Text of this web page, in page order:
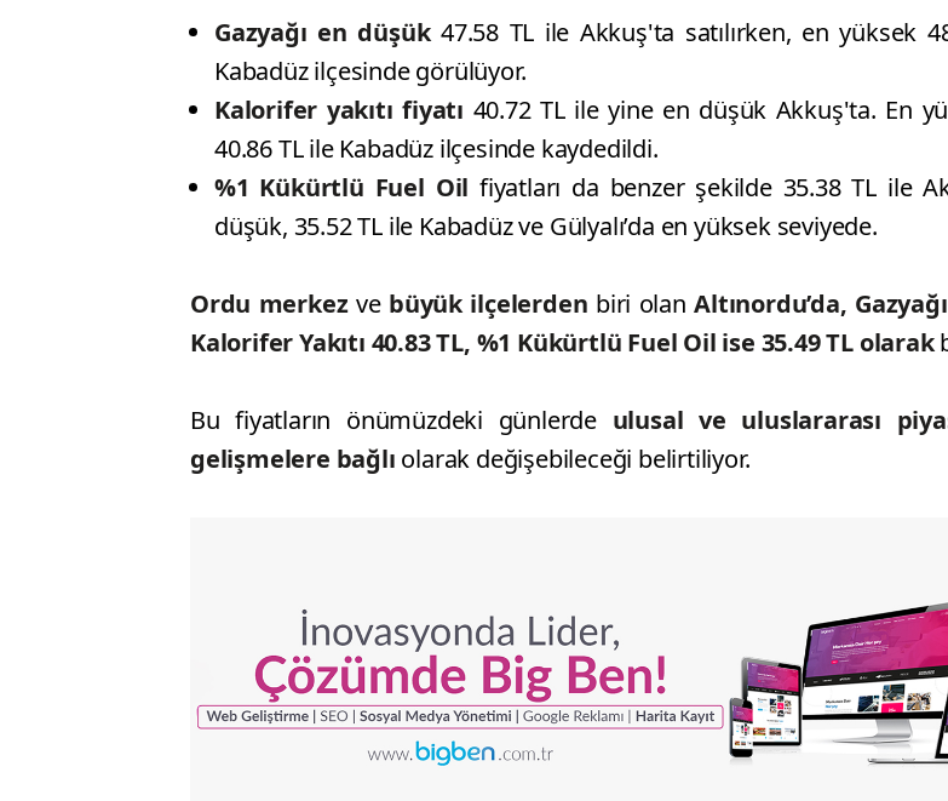
Gazyağı en düşük47.58 TL ile Akkuş'ta satılırken, en yüksek
Kabadüz ilçesinde görülüyor.
Kalorifer yakıtı fiyatı 40.72 TL ile yine en düşük Akkuş'ta. En
40.86 TL ile Kabadüz ilçesinde kaydedildi.
%1 Kükürtlü Fuel Oil fiyatları da benzer şekilde 35.38 TL ile
düşük, 35.52 TL ile Kabadüz ve Gülyalı’da en yüksek seviyede.
Ordu merkezve büyük ilçelerden biri olan Altınordu’da,
Kalorifer Yakıtı 40.83 TL, %1 Kükürtlü Fuel Oil ise 35.49 TL olarak
Bu fiyatların önümüzdeki günlerdeulusal ve uluslararası
gelişmelere bağlı olarak değişebileceği belirtiliyor.